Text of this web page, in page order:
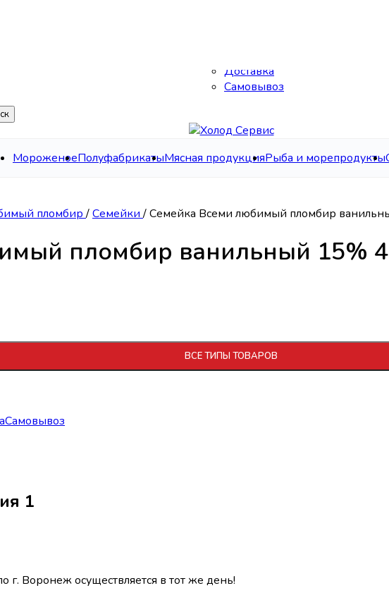
Доставка
Самовывоз
МороженоеПолуфабрикатыМясная продукцияРыба и морепродукты
пломбир/Семейки/Семейка Всеми любимый пломбир
пломбир ванильный
пломбир ванильный 15% 400г (4шт) СТМ БЕЗ ЗМЖ
ВСЕ ТИПЫ ТОВАРОВ
Самовывоз
1
г. Воронеж осуществляется в тот же день!